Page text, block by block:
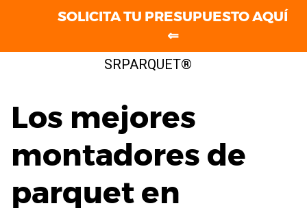
SRPARQUET®
Los mejores
montadores de
parquet en
SOLICITA TU PRESUPUESTO AQUÍ
⇐